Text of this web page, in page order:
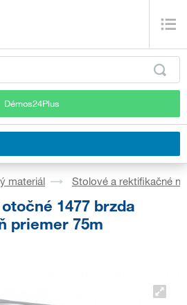
Démos24Plus
materiál Stolové a rektifikačné
1477 brzda
priemer 75m